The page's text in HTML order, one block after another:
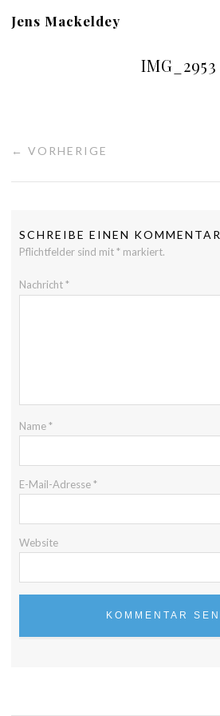
Jens Mackeldey
IMG_2953
← VORHERIGE
SCHREIBE EINEN KOMMENTAR
Pflichtfelder sind mit* markiert.
Nachricht*
Name*
E-Mail-Adresse*
Website